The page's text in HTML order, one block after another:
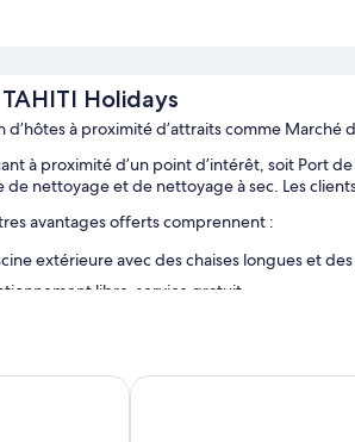
TAHITI Holidays
d’hôtes à proximité d’attraits comme Marché
à proximité d’un point d’intérêt, soit Port
de nettoyage et de nettoyage à sec. Les
avantages offerts comprennent :
extérieure avec des chaises longues et
libre-service gratuit
Tiki Maitai Express Tahiti